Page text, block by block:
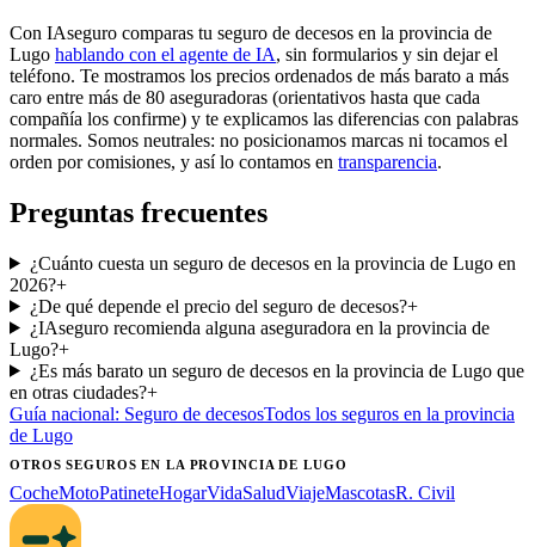
Con IAseguro comparas tu seguro de decesos en la provincia de
Lugo hablando con el agente de IA, sin formularios y sin dejar el
teléfono. Te mostramos los precios ordenados de más barato a más
caro entre más de 80 aseguradoras (orientativos hasta que cada
compañía los confirme) y te explicamos las diferencias con palabras
normales. Somos neutrales: no posicionamos marcas ni tocamos el
orden por comisiones, y así lo contamos en transparencia.
Preguntas frecuentes
¿Cuánto cuesta un seguro de decesos en la provincia de Lugo en
2026?+
¿De qué depende el precio del seguro de decesos?+
¿IAseguro recomienda alguna aseguradora en la provincia de
Lugo?+
¿Es más barato un seguro de decesos en la provincia de Lugo que
en otras ciudades?+
Guía nacional: Seguro de decesosTodos los seguros en la provincia
de Lugo
OTROS SEGUROSEN LA PROVINCIA DE LUGO
CocheMotoPatineteHogarVidaSaludViajeMascotasR. Civil